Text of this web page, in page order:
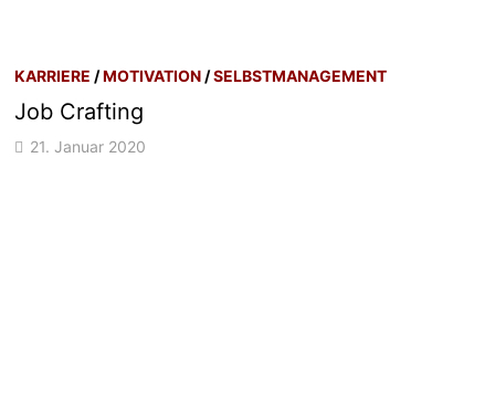
KARRIERE /MOTIVATION /SELBSTMANAGEMENT
Job Crafting
21. Januar 2020